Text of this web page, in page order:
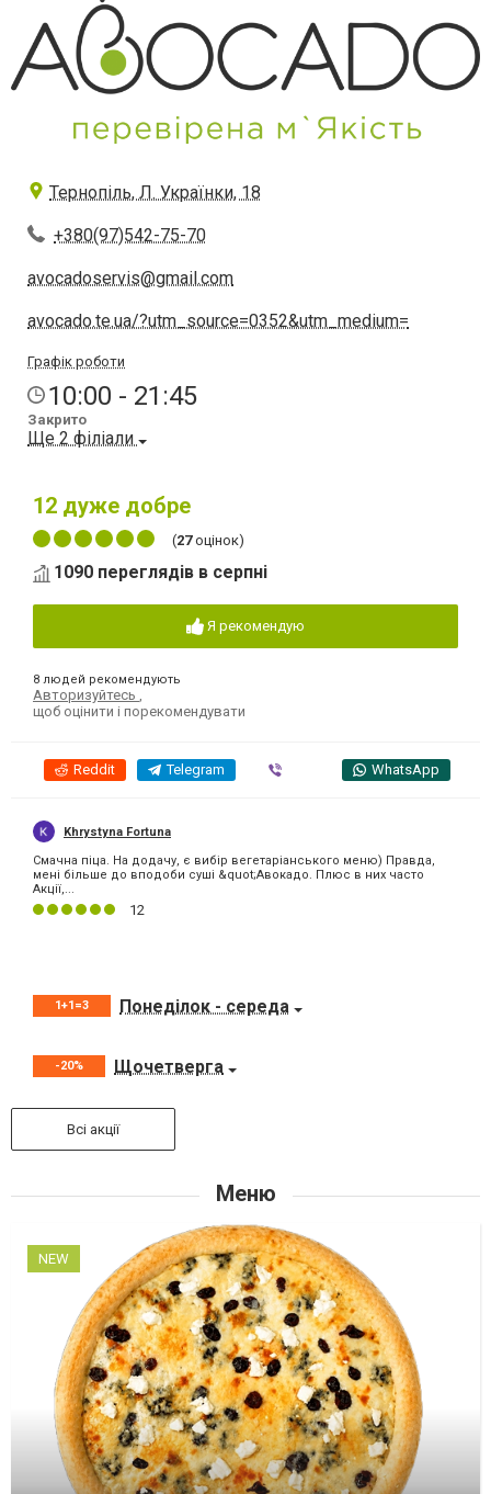
Тернопіль, Л. Українки, 18
+380(97)542-75-70
avocadoservis@gmail.com
avocado.te.ua/?utm_source=0352&utm_medium=
Графік роботи
10:00 - 21:45
Закрито
Ще 2 філіали
12 дуже добре
(27оцінок)
1090 переглядів в серпні
Я рекомендую
8 людей рекомендують
Авторизуйтесь ,
щоб оцінити і порекомендувати
Reddit Telegram WhatsApp
Khrystyna Fortuna
Смачна піца. На додачу, є вибір вегетаріанського меню) Правда,
мені більше до вподоби суші &quot;Авокадо. Плюс в них часто
Акції,...
12
1+1=3 Понеділок - середа
-20% Щочетверга
Всі акції
Меню
NEW